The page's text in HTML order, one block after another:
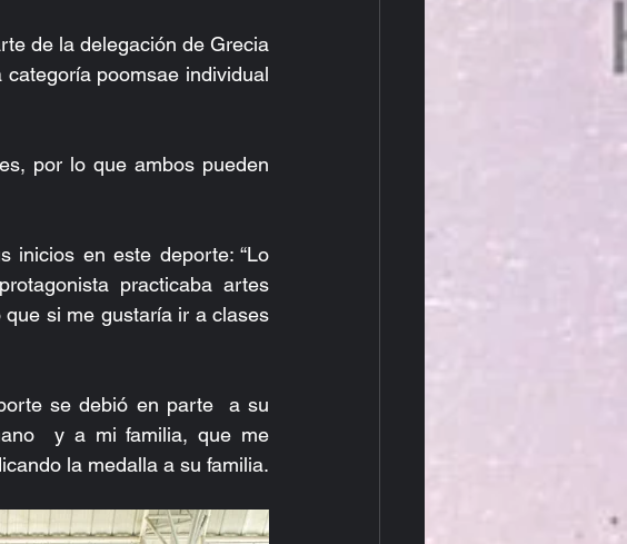
de la delegación de Grecia
poomsae individual
por lo que ambos pueden
inicios en este deporte: “Lo
practicaba artes
si me gustaría ir a clases
se debió en parte  a su
y a mi familia, que me
la medalla a su familia.